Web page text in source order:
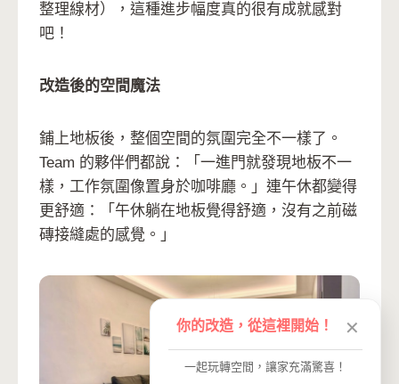
整理線材），這種進步幅度真的很有成就感對
吧！
改造後的空間魔法
鋪上地板後，整個空間的氛圍完全不一樣了。
Team 的夥伴們都說：「一進門就發現地板不一
樣，工作氛圍像置身於咖啡廳。」連午休都變得
更舒適：「午休躺在地板覺得舒適，沒有之前磁
磚接縫處的感覺。」
你的改造，從這裡開始！ ✕
一起玩轉空間，讓家充滿驚喜！